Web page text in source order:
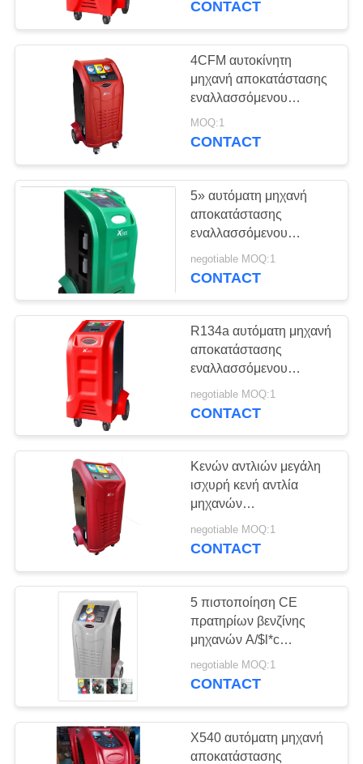
CONTACT
4CFM αυτοκίνητη
μηχανή αποκατάστασης
εναλλασσόμενου
ρεύματος
MOQ:1
CONTACT
5» αυτόματη μηχανή
αποκατάστασης
εναλλασσόμενου
ρεύματος χρώματος TFT
για τον εξοπλισμό όρου
negotiable MOQ:1
CONTACT
R134a αυτόματη μηχανή
αποκατάστασης
εναλλασσόμενου
ρεύματος/ξεπλένοντας
μηχανή 2 σε 1 επίδειξη
negotiable MOQ:1
CONTACT
Κενών αντλιών μεγάλη
ισχυρή κενή αντλία
μηχανών
αποκατάστασης
εναλλασσόμενου
συμπυκνωτή
negotiable MOQ:1
CONTACT
5 πιστοποίηση CE
πρατηρίων βενζίνης
μηχανών A/$l*c
αποκατάστασης
εναλλασσόμενου
negotiable MOQ:1
CONTACT
X540 αυτόματη μηχανή
αποκατάστασης